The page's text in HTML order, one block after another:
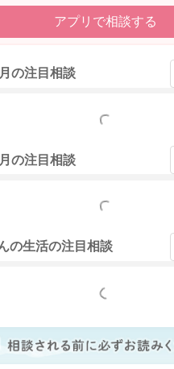
ら朝寝に入る時間を少しでも後ろ
といいかもしれません。
覚まして、一度寝入ってから起
寝の開始時間が早めになってい
るかもしれません。
しくお願いします。
アプリで相談する
の注目相談
もっと見る
の注目相談
もっと見る
の生活の注目相談
もっと見る